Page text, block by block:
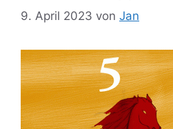
9. April 2023 von Jan